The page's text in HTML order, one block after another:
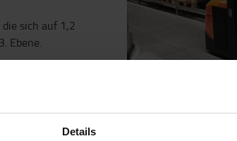
Details
sich auf 1,2
Ebene.